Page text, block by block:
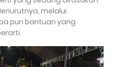
melalui
pun bantuan yang